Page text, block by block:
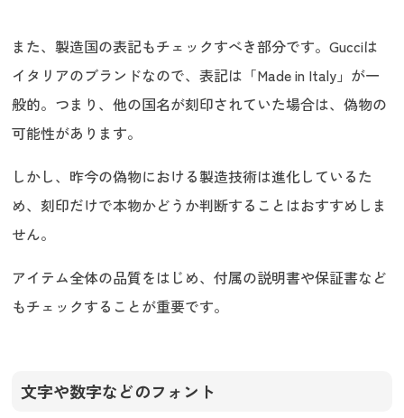
また、製造国の表記もチェックすべき部分です。Gucciは
イタリアのブランドなので、表記は「Made in Italy」が一
般的。つまり、他の国名が刻印されていた場合は、偽物の
可能性があります。
しかし、昨今の偽物における製造技術は進化しているた
め、刻印だけで本物かどうか判断することはおすすめしま
せん。
アイテム全体の品質をはじめ、付属の説明書や保証書など
もチェックすることが重要です。
文字や数字などのフォント